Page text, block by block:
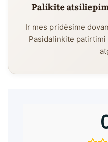
Palikite
Ir mes pridėsime
Pasidalinkite